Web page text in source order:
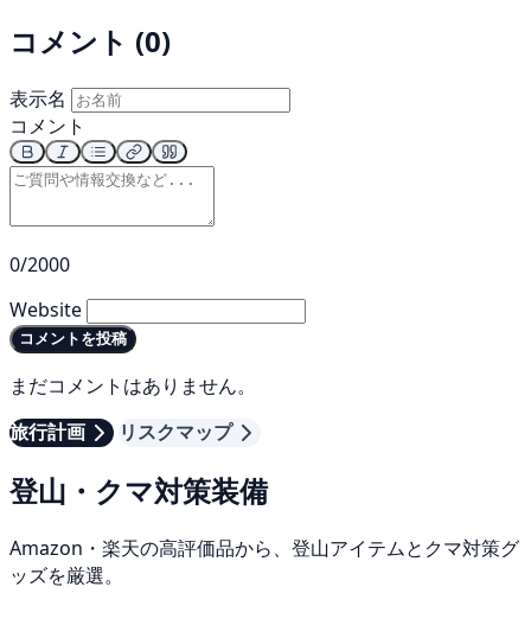
コメント (0)
表示名
コメント
0/2000
Website
コメントを投稿
まだコメントはありません。
旅行計画
リスクマップ
登山・クマ対策装備
Amazon・楽天の高評価品から、登山アイテムとクマ対策グ
ッズを厳選。